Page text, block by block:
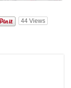
44 Views